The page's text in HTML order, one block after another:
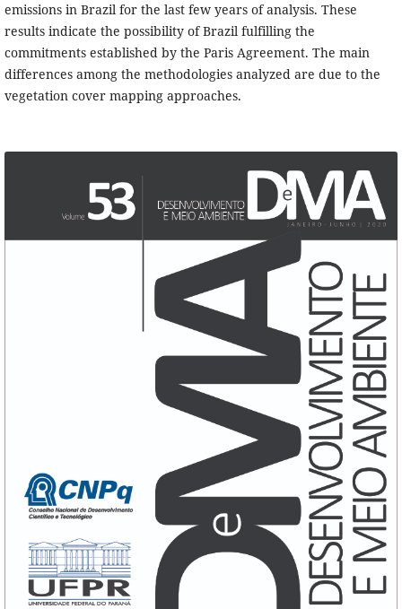
emissions in Brazil for the last few years of analysis. These
results indicate the possibility of Brazil fulfilling the
commitments established by the Paris Agreement. The main
differences among the methodologies analyzed are due to the
vegetation cover mapping approaches.